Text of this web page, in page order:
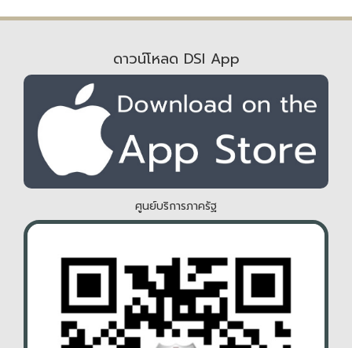
ดาวน์โหลด DSI App
ศูนย์บริการภาครัฐ